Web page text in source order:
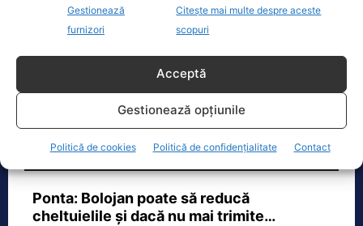
Gestionează
furnizori
Citește mai multe despre aceste
scopuri
Acceptă
Gestionează opțiunile
Politică de cookies Politică de confidențialitate Contact
Dronă doborâtă de un avion F‑16 în zona
Padina Buzău -…
O dronă a fost doborâtă vineri dimineață de un avion
F‑16 al Forțelor Aeriene Române, în zona Padina, în
județul[...]
Ponta: Bolojan poate să reducă
cheltuielile şi dacă nu mai trimite…